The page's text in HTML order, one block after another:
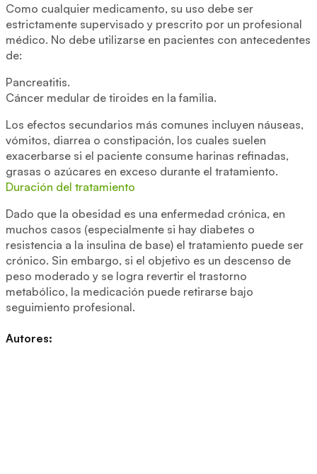
Como cualquier medicamento, su uso debe ser
estrictamente supervisado y prescrito por un profesional
médico. No debe utilizarse en pacientes con antecedentes
de:
Pancreatitis.
Cáncer medular de tiroides en la familia.
Los efectos secundarios más comunes incluyen náuseas,
vómitos, diarrea o constipación, los cuales suelen
exacerbarse si el paciente consume harinas refinadas,
grasas o azúcares en exceso durante el tratamiento.
Duración del tratamiento
Dado que la obesidad es una enfermedad crónica, en
muchos casos (especialmente si hay diabetes o
resistencia a la insulina de base) el tratamiento puede ser
crónico. Sin embargo, si el objetivo es un descenso de
peso moderado y se logra revertir el trastorno
metabólico, la medicación puede retirarse bajo
seguimiento profesional.
Autores: